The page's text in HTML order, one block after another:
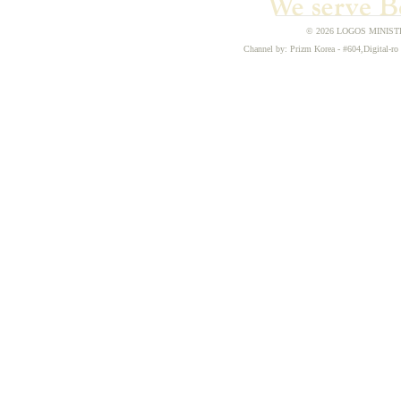
© 2026 LOGOS
Channel by: Prizm Korea - #604,Digital-